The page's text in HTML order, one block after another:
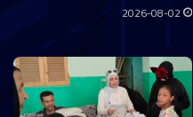
2026-08-02